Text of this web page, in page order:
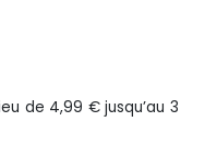
de 4,99 € jusqu’au 3